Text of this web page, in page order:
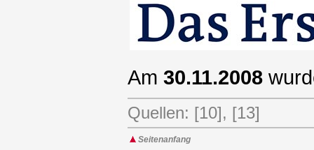
Am 30.11.2008
Quellen: [10], [13]
Seitenanfang